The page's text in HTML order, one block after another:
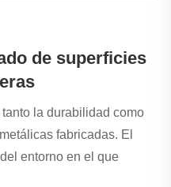
de superficies
la durabilidad como
fabricadas. El
entorno en el que